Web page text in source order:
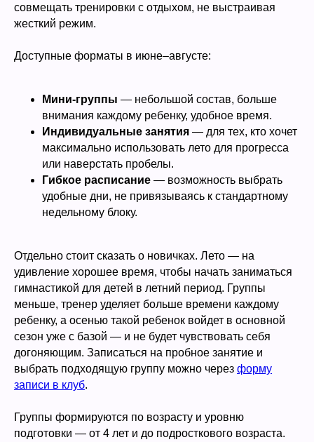
совмещать тренировки с отдыхом, не выстраивая
жесткий режим.
Доступные форматы в июне–августе:
Мини-группы — небольшой состав, больше
внимания каждому ребенку, удобное время.
Индивидуальные занятия — для тех, кто хочет
максимально использовать лето для прогресса
или наверстать пробелы.
Гибкое расписание — возможность выбрать
удобные дни, не привязываясь к стандартному
недельному блоку.
Отдельно стоит сказать о новичках. Лето — на
удивление хорошее время, чтобы начать заниматься
гимнастикой для детей в летний период. Группы
меньше, тренер уделяет больше времени каждому
ребенку, а осенью такой ребенок войдет в основной
сезон уже с базой — и не будет чувствовать себя
догоняющим. Записаться на пробное занятие и
выбрать подходящую группу можно через форму
записи в клуб.
Группы формируются по возрасту и уровню
подготовки — от 4 лет и до подросткового возраста.